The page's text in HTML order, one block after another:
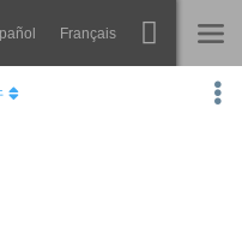
Français